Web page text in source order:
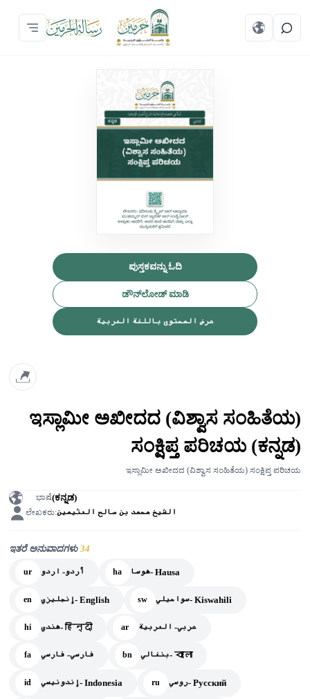
ಪುಸ್ತಕವನ್ನು ಓದಿ
ಡೌನ್‌ಲೋಡ್ ಮಾಡಿ
عرض المحتوى باللغة العربية
ಇಸ್ಲಾಮೀ ಅಖೀದದ (ವಿಶ್ವಾಸ ಸಂಹಿತೆಯ)
ಸಂಕ್ಷಿಪ್ತ ಪರಿಚಯ (ಕನ್ನಡ)
ಇಸ್ಲಾಮೀ ಅಖೀದದ (ವಿಶ್ವಾಸ ಸಂಹಿತೆಯ) ಸಂಕ್ಷಿಪ್ತ ಪರಿಚಯ
ಭಾಷೆ(ಕನ್ನಡ)
ಲೇಖಕರು:الشيخ محمد بن صالح العثيمين
ಇತರೆ ಅನುವಾದಗಳು34
ur أردو- اردو ha هوسا- Hausa
en إنجليزي- English sw سواحيلي- Kiswahili
hi هندي- हिन्दी ar عربي- العربية
fa فارسي- فارسي bn بنغالي- বাংলা
id إندونيسي- Indonesia ru روسي- Русский